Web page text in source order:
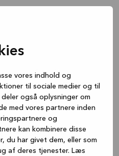
vores indhold og
til sociale medier og til
også oplysninger om
med vores partnere inden
og
kan kombinere disse
du har givet dem, eller som
af deres tjenester. Læs